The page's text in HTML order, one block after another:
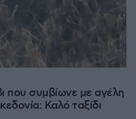
που συμβίωνε με αγέλη
Καλό ταξίδι